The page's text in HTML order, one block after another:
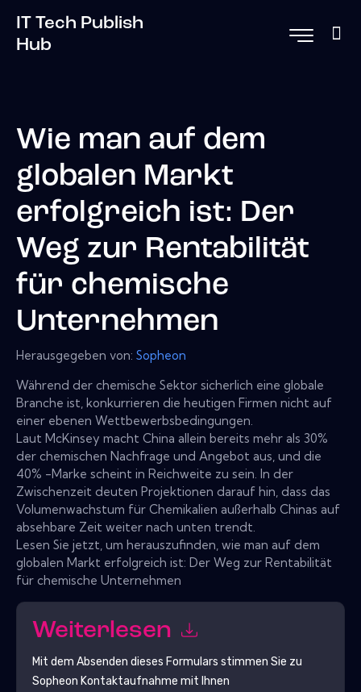
IT Tech Publish
Hub
Wie man auf dem
globalen Markt
erfolgreich ist: Der
Weg zur Rentabilität
für chemische
Unternehmen
Herausgegeben von: Sopheon
Während der chemische Sektor sicherlich eine globale
Branche ist, konkurrieren die heutigen Firmen nicht auf
einer ebenen Wettbewerbsbedingungen.
Laut McKinsey macht China allein bereits mehr als 30%
der chemischen Nachfrage und Angebot aus, und die
40% -Marke scheint in Reichweite zu sein. In der
Zwischenzeit deuten Projektionen darauf hin, dass das
Volumenwachstum für Chemikalien außerhalb Chinas auf
absehbare Zeit weiter nach unten trendt.
Lesen Sie jetzt, um herauszufinden, wie man auf dem
globalen Markt erfolgreich ist: Der Weg zur Rentabilität
für chemische Unternehmen
Weiterlesen
Mit dem Absenden dieses Formulars stimmen Sie zu
Sopheon Kontaktaufnahme mit Ihnen